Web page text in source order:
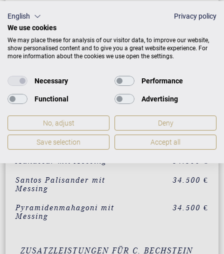
RAL-Farben
Weiß mit Messing 28.500 €
Mahagoni mit Messing 31.500 €
Nussbaum mit Messing
Eiche mit Messing 31.500 €
Wurzelnussbaum mit
Messing
34.500 €
Vavona mit Messing 34.500 €
Makassar mit Messing 34.500 €
Santos Palisander mit
Messing
34.500 €
Pyramidenmahagoni mit
Messing
34.500 €
ZUSATZLEISTUNGEN FÜR C. BECHSTEIN
English
Privacy policy
We use cookies
We may place these for analysis of our visitor data, to improve our website,
show personalised content and to give you a great website experience. For
more information about the cookies we use open the settings.
Necessary Performance
Functional Advertising
No, adjust Deny
Save selection Accept all